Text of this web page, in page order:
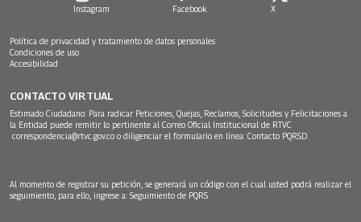
Instagram Facebook X
Política de privacidad y tratamiento de datos personales
Condiciones de uso
Accesibilidad
CONTACTO VIRTUAL
Estimado Ciudadano: Para radicar Peticiones, Quejas, Reclamos, Solicitudes y Felicitaciones a
la Entidad puede remitir lo pertinente al Correo Oficial Institucional de RTVC
correspondencia@rtvc.gov.co o diligenciar el formulario en línea: Contacto PQRSD.
Al momento de registrar su petición, se generará un código con el cual usted podrá realizar el
seguimiento, para ello, ingrese a: Seguimiento de PQRS